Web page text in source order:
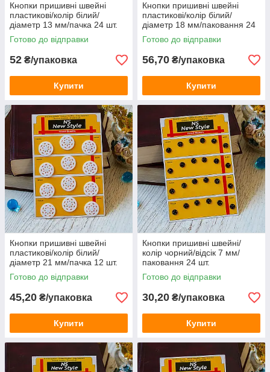
Кнопки пришивні швейні
пластикові/колір білий/
діаметр 13 мм/пачка 24 шт.
Готово до відправки
52 ₴/упаковка
Купити
Кнопки пришивні швейні
пластикові/колір білий/
діаметр 18 мм/паковання 24
шт.
Готово до відправки
56,70 ₴/упаковка
Купити
Кнопки пришивні швейні
пластикові/колір білий/
діаметр 21 мм/пачка 12 шт.
Готово до відправки
45,20 ₴/упаковка
Купити
Кнопки пришивні швейні/
колір чорний/відсік 7 мм/
паковання 24 шт.
Готово до відправки
30,20 ₴/упаковка
Купити